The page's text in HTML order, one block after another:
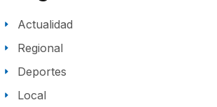
Actualidad
Regional
Deportes
Local